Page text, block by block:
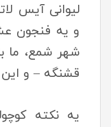
لیوانی آیس
و یه فنجون
شهر شمع، ما
قشنگه – و
یه نکته